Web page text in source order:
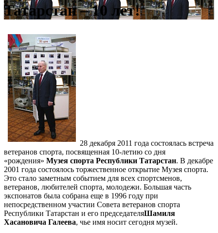
Татарстан – 10 лет!
28 декабря 2011 года состоялась встреча
ветеранов спорта, посвященная 10-летию со дня
«рождения» Музея спорта Республики Татарстан. В декабре
2001 года состоялось торжественное открытие Музея спорта.
Это стало заметным событием для всех спортсменов,
ветеранов, любителей спорта, молодежи. Большая часть
экспонатов была собрана еще в 1996 году при
непосредственном участии Совета ветеранов спорта
Республики Татарстан и его председателяШамиля
Хасановича Галеева, чье имя носит сегодня музей.